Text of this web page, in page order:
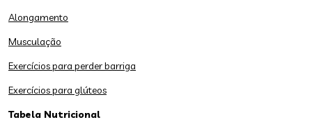
Alongamento
Musculação
Exercícios para perder barriga
Exercícios para glúteos
Tabela Nutricional